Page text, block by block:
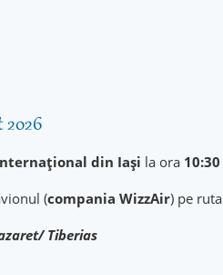
2026
din Iași la ora 10:30
(compania WizzAir) pe ruta
Tiberias